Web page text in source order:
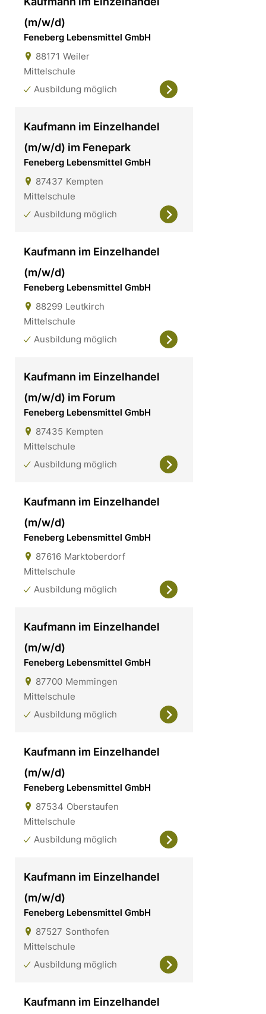
(m/w/d)
Feneberg Lebensmittel GmbH
88171 Weiler
Mittelschule
Ausbildung möglich
Kaufmann im Einzelhandel
(m/w/d) im Fenepark
Feneberg Lebensmittel GmbH
87437 Kempten
Mittelschule
Ausbildung möglich
Kaufmann im Einzelhandel
(m/w/d)
Feneberg Lebensmittel GmbH
88299 Leutkirch
Mittelschule
Ausbildung möglich
Kaufmann im Einzelhandel
(m/w/d) im Forum
Feneberg Lebensmittel GmbH
87435 Kempten
Mittelschule
Ausbildung möglich
Kaufmann im Einzelhandel
(m/w/d)
Feneberg Lebensmittel GmbH
87616 Marktoberdorf
Mittelschule
Ausbildung möglich
Kaufmann im Einzelhandel
(m/w/d)
Feneberg Lebensmittel GmbH
87700 Memmingen
Mittelschule
Ausbildung möglich
Kaufmann im Einzelhandel
(m/w/d)
Feneberg Lebensmittel GmbH
87534 Oberstaufen
Mittelschule
Ausbildung möglich
Kaufmann im Einzelhandel
(m/w/d)
Feneberg Lebensmittel GmbH
87527 Sonthofen
Mittelschule
Ausbildung möglich
Kaufmann im Einzelhandel